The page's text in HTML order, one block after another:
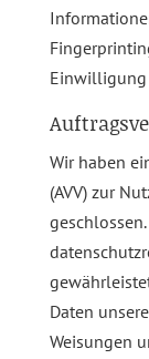
Einwilligung
Wir haben
(AVV) zur
Daten
Weisungen